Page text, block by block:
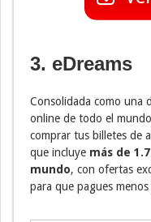
3. eDreams
Consolidada como una
online de todo el
comprar tus billetes de
que incluye más de
mundo, con ofertas
para que pagues